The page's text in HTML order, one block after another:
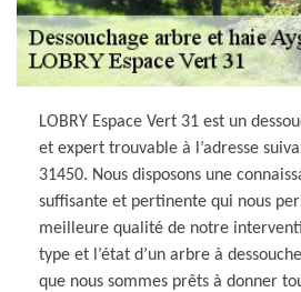
LOBRY Espace Vert 31 est un
et expert trouvable à l’adresse
31450. Nous disposons une
suffisante et pertinente qui nous
meilleure qualité de notre
type et l’état d’un arbre à
que nous sommes prêts à donner